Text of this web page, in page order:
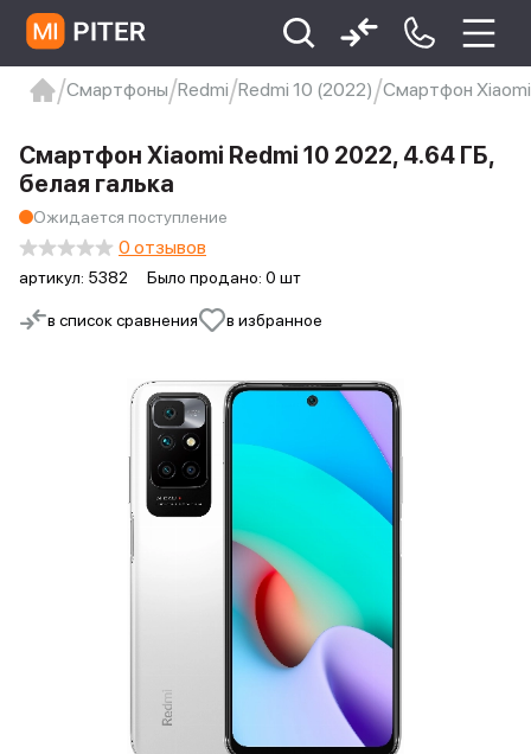
Xiaomi 9 про
xiaomi redmi 12c
Смартфоны Redmi Redmi 10 (2022) Смартфон Xiaomi
в список сравнения в избранное
Смартфон Xiaomi Redmi 10 2022, 4.64 ГБ,
белая галька
Ожидается поступление
артикул: 5382 Было продано: 0 шт
0 отзывов